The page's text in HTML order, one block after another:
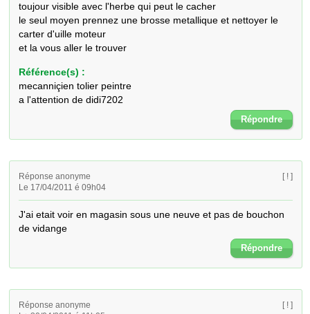
toujour visible avec l'herbe qui peut le cacher
le seul moyen prennez une brosse metallique et nettoyer le
carter d'uille moteur
et la vous aller le trouver
Référence(s) :
mecanniçien tolier peintre
a l'attention de didi7202
Répondre
Réponse anonyme
Le 17/04/2011 é 09h04
[ ! ]
J'ai etait voir en magasin sous une neuve et pas de bouchon
de vidange
Répondre
Réponse anonyme
[ ! ]